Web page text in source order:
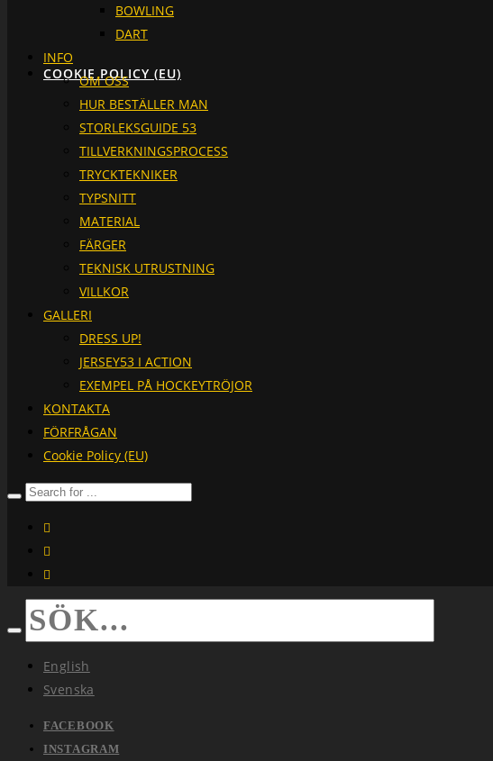
COOKIE POLICY (EU)
BOWLING
DART
INFO
OM OSS
HUR BESTÄLLER MAN
STORLEKSGUIDE 53
TILLVERKNINGSPROCESS
TRYCKTEKNIKER
TYPSNITT
MATERIAL
FÄRGER
TEKNISK UTRUSTNING
VILLKOR
GALLERI
DRESS UP!
JERSEY53 I ACTION
EXEMPEL PÅ HOCKEYTRÖJOR
KONTAKTA
FÖRFRÅGAN
Cookie Policy (EU)
English
Svenska
FACEBOOK
INSTAGRAM